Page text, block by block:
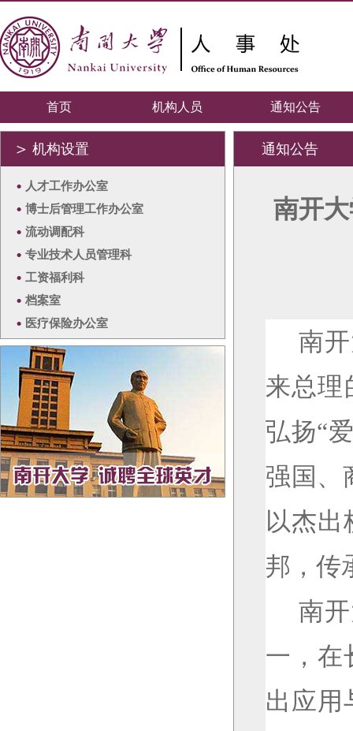
首页 机构人员 通知公告
＞ 机构设置
• 人才工作办公室
• 博士后管理工作办公室
• 流动调配科
• 专业技术人员管理科
• 工资福利科
• 档案室
• 医疗保险办公室
通知公告
南开
南
来总理
弘扬“
强国、
以杰
邦，传
南
一，在
出应用